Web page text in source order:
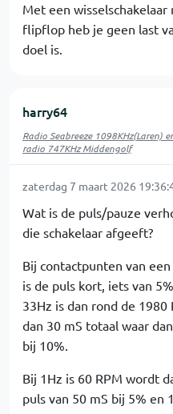
Met een
flipflop heb je geen last
doel is.
harry64
Radio Seabreeze 1098KHz(Laren)
radio 747KHz Middengolf
zaterdag 7 maart 2026
Wat is de puls/pauze
die schakelaar afgeeft?
Bij contactpunten van
is de puls kort, iets van
33Hz is dan rond de
dan 30 mS totaal waar
bij 10%.
Bij 1Hz is 60 RPM wordt
puls van 50 mS bij 5% en